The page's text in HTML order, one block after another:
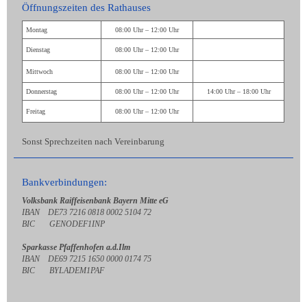
Öffnungszeiten des Rathauses
Montag 08:00 Uhr – 12:00 Uhr
Dienstag 08:00 Uhr – 12:00 Uhr
Mittwoch 08:00 Uhr – 12:00 Uhr
Donnerstag 08:00 Uhr – 12:00 Uhr 14:00 Uhr – 18:00 Uhr
Freitag 08:00 Uhr – 12:00 Uhr
Sonst Sprechzeiten nach Vereinbarung
Bankverbindungen:
Volksbank Raiffeisenbank Bayern Mitte eG
IBAN DE73 7216 0818 0002 5104 72
BIC GENODEF1INP
Sparkasse Pfaffenhofen a.d.Ilm
IBAN DE69 7215 1650 0000 0174 75
BIC BYLADEM1PAF